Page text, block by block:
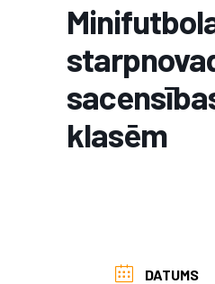
klasēm
DATUMS